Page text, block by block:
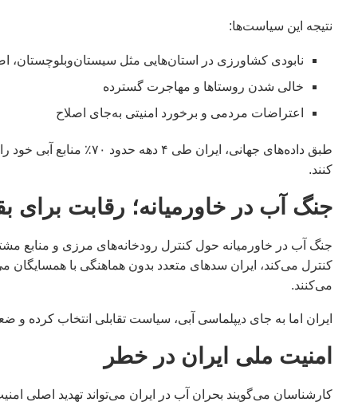
نتیجه این سیاست‌ها:
نابودی کشاورزی در استان‌هایی مثل سیستان‌وبلوچستان،
خالی شدن روستاها و مهاجرت گسترده
اعتراضات مردمی و برخورد امنیتی به‌جای اصلاح
طبق داده‌های جهانی،
کنند.
جنگ آب در خاورمیانه؛ رقابت برای
جنگ آب در خاورمیانه حول کنترل رودخانه‌های مرزی و منابع
کنترل می‌کند، ایران سدهای متعدد بدون هماهنگی با
می‌کنند.
ایران اما به جای دیپلماسی آبی، سیاست تقابلی انتخاب کرده و
امنیت ملی ایران در خطر
کارشناسان می‌گویند بحران آب در ایران می‌تواند تهدید اصلی